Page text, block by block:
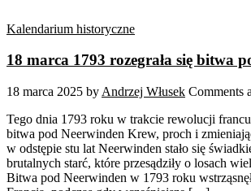
Kalendarium historyczne
18 marca 1793 rozegrała się bitwa
18 marca 2025 by Andrzej Włusek Comments
Tego dnia 1793 roku w trakcie rewolucji
bitwa pod Neerwinden Krew, proch i
w odstępie stu lat Neerwinden stało się
brutalnych starć, które przesądziły o losach
Bitwa pod Neerwinden w 1793 roku